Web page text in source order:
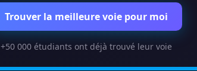
Trouver la meilleure voie pour moi
+50 000 étudiants ont déjà trouvé leur voie